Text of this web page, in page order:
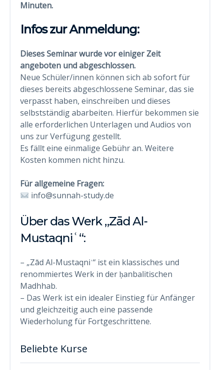
Minuten.
Infos zur Anmeldung:
Dieses Seminar wurde vor einiger Zeit
angeboten und abgeschlossen.
Neue Schüler/innen können sich ab sofort für
dieses bereits abgeschlossene Seminar, das sie
verpasst haben, einschreiben und dieses
selbstständig abarbeiten. Hierfür bekommen sie
alle erforderlichen Unterlagen und Audios von
uns zur Verfügung gestellt.
Es fällt eine einmalige Gebühr an. Weitere
Kosten kommen nicht hinzu.
Für allgemeine Fragen:
info@sunnah-study.de
Über das Werk „Zād Al-
Mustaqniʿ“:
– „Zād Al-Mustaqniʿ“ ist ein klassisches und
renommiertes Werk in der ḥanbalitischen
Madhhab.
– Das Werk ist ein idealer Einstieg für Anfänger
und gleichzeitig auch eine passende
Wiederholung für Fortgeschrittene.
Beliebte Kurse